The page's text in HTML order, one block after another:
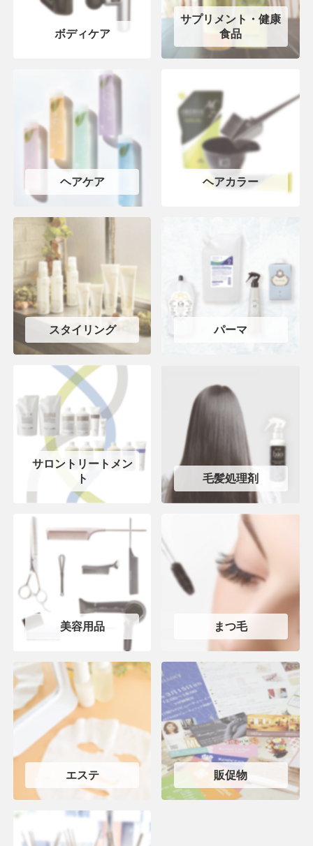
ボディケア
サプリメント・健康
食品
ヘアケア ヘアカラー
スタイリング パーマ
サロントリートメン
ト
毛髪処理剤
美容用品 まつ毛
エステ 販促物